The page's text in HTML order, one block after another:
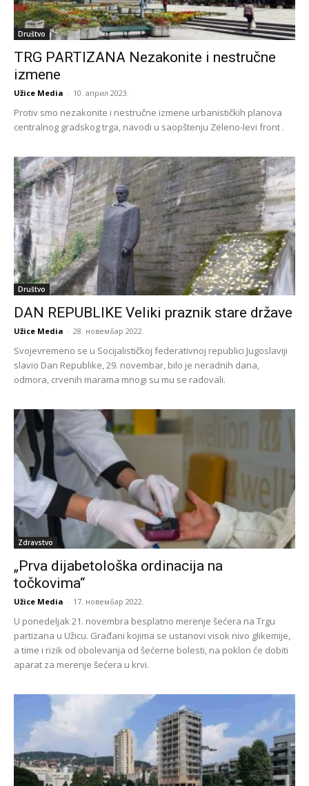
Društvo
TRG PARTIZANA Nezakonite i nestručne
izmene
Užice Media - 10. април 2023.
Protiv smo nezakonite i nestručne izmene urbanističkih planova
centralnog gradskog trga, navodi u saopštenju Zeleno-levi front .
Društvo
DAN REPUBLIKE Veliki praznik stare države
Užice Media - 28. новембар 2022.
Svojevremeno se u Socijalističkoj federativnoj republici Jugoslaviji
slavio Dan Republike, 29. novembar, bilo je neradnih dana,
odmora, crvenih marama mnogi su mu se radovali.
Zdravstvo
„Prva dijabetološka ordinacija na
točkovima“
Užice Media - 17. новембар 2022.
U ponedeljak 21. novembra besplatno merenje šećera na Trgu
partizana u Užicu. Građani kojima se ustanovi visok nivo glikemije,
a time i rizik od obolevanja od šećerne bolesti, na poklon će dobiti
aparat za merenje šećera u krvi.